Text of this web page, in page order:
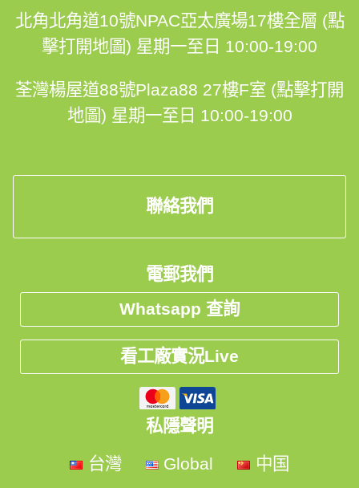
北角北角道10號NPAC亞太廣場17樓全層 (點
擊打開地圖) 星期一至日 10:00-19:00
荃灣楊屋道88號Plaza88 27樓F室 (點擊打開
地圖) 星期一至日 10:00-19:00
聯絡我們
電郵我們
Whatsapp 查詢
看工廠實況Live
私隱聲明
台灣
Global 中国